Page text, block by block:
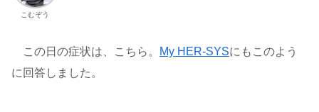
こむぞう
この日の症状は、こちら。 My HER-SYSにもこのよう
に回答しました。